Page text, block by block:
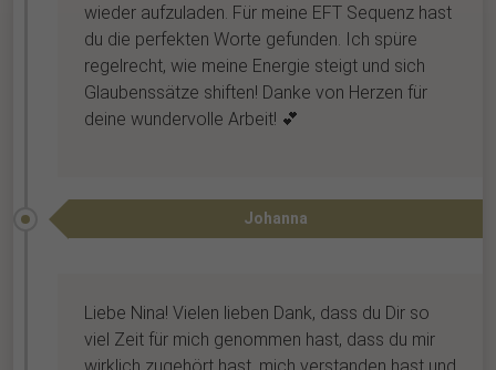
wieder aufzuladen. Für meine EFT Sequenz hast
du die perfekten Worte gefunden. Ich spüre
regelrecht, wie meine Energie steigt und sich
Glaubenssätze shiften! Danke von Herzen für
deine wundervolle Arbeit! 💕
Johanna
Liebe Nina! Vielen lieben Dank, dass du Dir so
viel Zeit für mich genommen hast, dass du mir